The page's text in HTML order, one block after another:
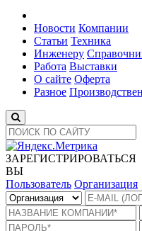
Новости Компании
Статьи Техника
Инженеру
Работа Выставки
О сайте Оферта
Разное
ЗАРЕГИСТРИРОВАТЬСЯ
ВЫ
Пользователь Организация